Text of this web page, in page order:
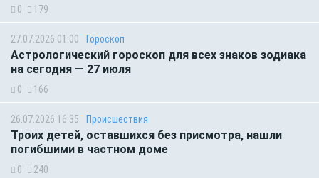
0 179
27.07.2026 01:00 Гороскоп
Астрологический гороскоп для всех знаков зодиака
на сегодня — 27 июля
0 166
26.07.2026 16:35 Происшествия
Троих детей, оставшихся без присмотра, нашли
погибшими в частном доме
0 240